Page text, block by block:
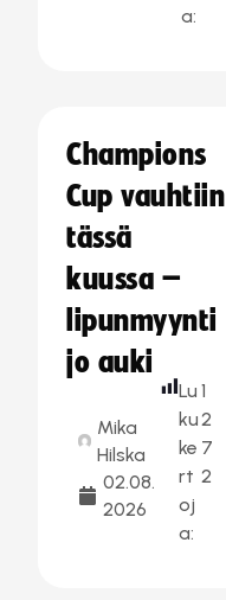
a:
Champions
Cup vauhtiin
tässä
kuussa –
lipunmyynti
jo auki
Mika
Hilska
02.08.
2026
Lu
ku
ke
rt
oj
a:
1
2
7
2